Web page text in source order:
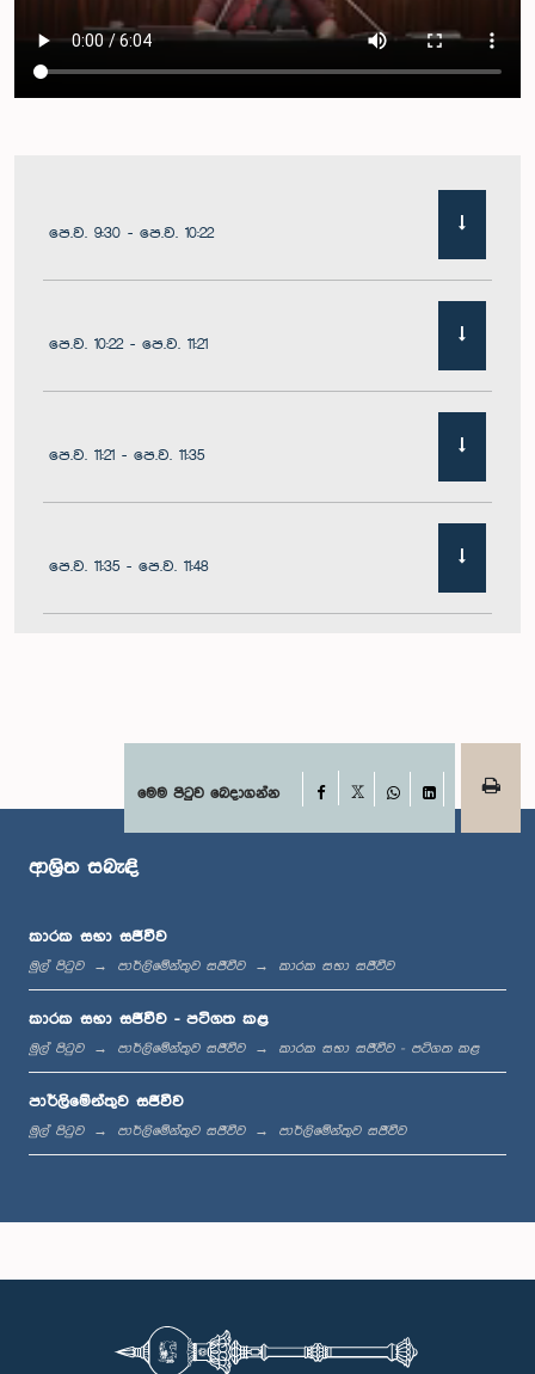
පෙ.ව. 9:30 - පෙ.ව. 10:22
පෙ.ව. 10:22 - පෙ.ව. 11:21
පෙ.ව. 11:21 - පෙ.ව. 11:35
පෙ.ව. 11:35 - පෙ.ව. 11:48
ප.ව. 12:02 - ප.ව. 12:10
ප.ව. 1:00 - ප.ව. 1:19
ප.ව. 1:19 - ප.ව. 1:31
ප.ව. 1:38 - ප.ව. 1:49
මෙම පිටුව බෙදාගන්න Facebook
WhatsApp
LinkedIn
ආශ්‍රිත සබැඳි
කාරක සභා සජීවීව
මුල් පිටුව පාර්ලිමේන්තුව සජීවීව කාරක සභා සජීවීව
කාරක සභා සජීවීව - පටිගත කළ
මුල් පිටුව පාර්ලිමේන්තුව සජීවීව කාරක සභා සජීවීව - පටිගත කළ
පාර්ලිමේන්තුව සජීවීව
මුල් පිටුව පාර්ලිමේන්තුව සජීවීව පාර්ලිමේන්තුව සජීවීව